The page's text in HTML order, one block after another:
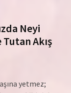
Neyi
Akış
yetmez;